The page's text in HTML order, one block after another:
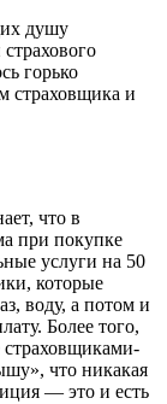
душу
горько
страховщика и
что в
при покупке
услуги на 50
которые
воду, а потом и
Более того,
страховщиками-
что никакая
— это и есть